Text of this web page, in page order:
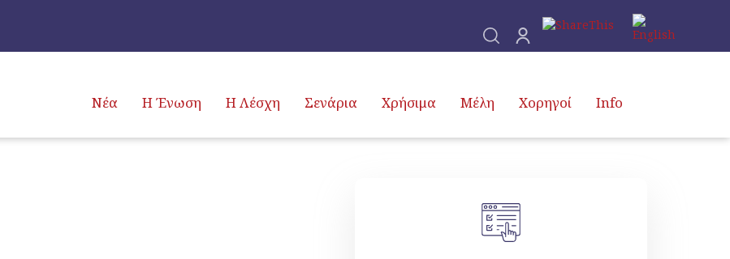
Νέα Η Ένωση Η Λέσχη Σενάρια Χρήσιμα Μέλη Χορηγοί Info